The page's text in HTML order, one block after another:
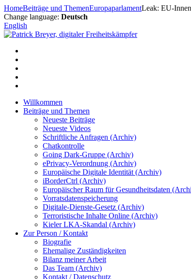
Zum
Inhalt
springen
HomeBeiträge und ThemenEuropaparlamentLeak: EU-
Change language: Deutsch
English
Willkommen
Beiträge und Themen
Neueste Beiträge
Neueste Videos
Schriftliche Anfragen (Archiv)
Chatkontrolle
Going Dark-Gruppe (Archiv)
ePrivacy-Verordnung (Archiv)
Europäische Digitale Identität (Archiv)
iBorderCtrl (Archiv)
Europäischer Raum für Gesundheitsdaten
Vorratsdatenspeicherung
Digitale-Dienste-Gesetz (Archiv)
Terroristische Inhalte Online (Archiv)
Kieler LKA-Skandal (Archiv)
Zur Person / Kontakt
Biografie
Ehemalige Zuständigkeiten
Bilanz meiner Arbeit
Das Team (Archiv)
Kontakt / Datenschutz